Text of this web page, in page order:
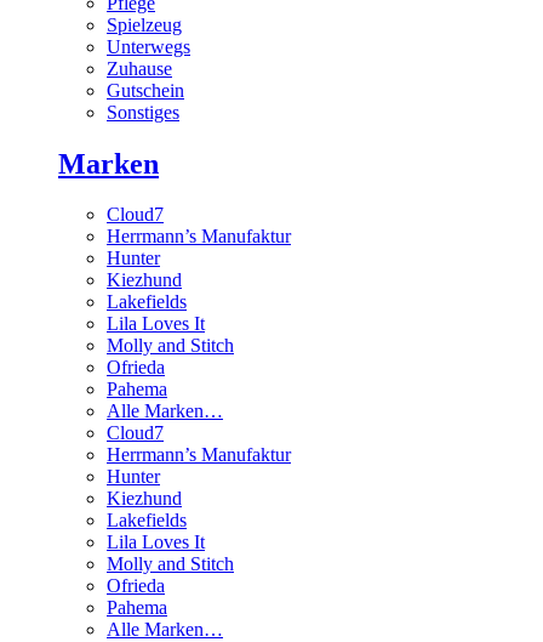
Spielzeug
Unterwegs
Zuhause
Gutschein
Sonstiges
Marken
Cloud7
Herrmann’s Manufaktur
Hunter
Kiezhund
Lakefields
Lila Loves It
Molly and Stitch
Ofrieda
Pahema
Alle Marken…
Cloud7
Herrmann’s Manufaktur
Hunter
Kiezhund
Lakefields
Lila Loves It
Molly and Stitch
Ofrieda
Pahema
Alle Marken…